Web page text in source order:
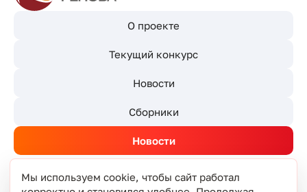
О проекте
Текущий конкурс
Новости
Сборники
Новости
Мы используем cookie, чтобы сайт работал